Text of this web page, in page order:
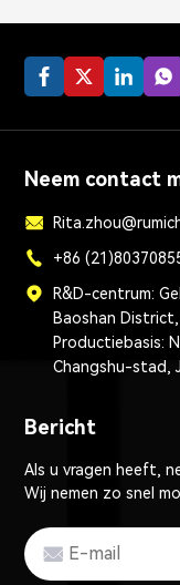
Neem contact
+86
R&D-centrum:
Baoshan
Productiebasis:
Changshu-stad,
Bericht
Als u vragen heeft,
Wij nemen zo snel